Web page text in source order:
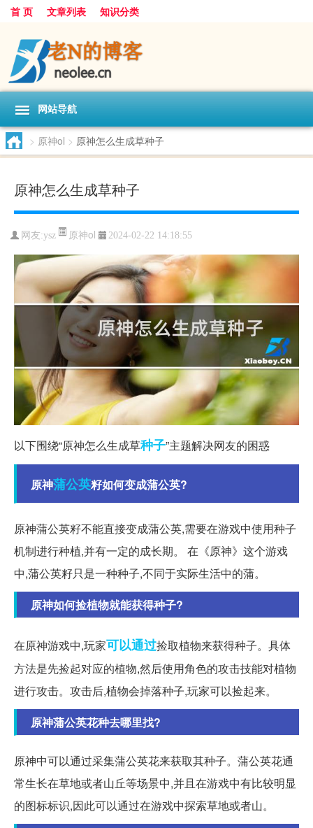
首 页 文章列表 知识分类
网站导航
> 原神ol > 原神怎么生成草种子
原神怎么生成草种子
网友:ysz 原神ol 2024-02-22 14:18:55
以下围绕“原神怎么生成草种子”主题解决网友的困惑
原神蒲公英籽如何变成蒲公英?
原神蒲公英籽不能直接变成蒲公英,需要在游戏中使用种子
机制进行种植,并有一定的成长期。 在《原神》这个游戏
中,蒲公英籽只是一种种子,不同于实际生活中的蒲。
原神如何捡植物就能获得种子?
在原神游戏中,玩家可以通过捡取植物来获得种子。具体
方法是先捡起对应的植物,然后使用角色的攻击技能对植物
进行攻击。攻击后,植物会掉落种子,玩家可以捡起来。
原神蒲公英花种去哪里找?
原神中可以通过采集蒲公英花来获取其种子。蒲公英花通
常生长在草地或者山丘等场景中,并且在游戏中有比较明显
的图标标识,因此可以通过在游戏中探索草地或者山。